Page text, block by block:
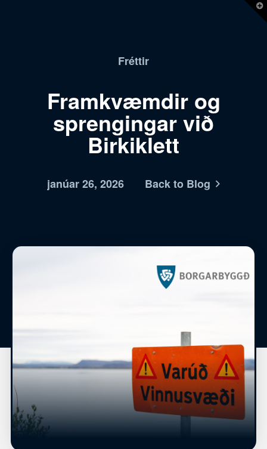
Fréttir
Framkvæmdir og
sprengingar við
Birkiklett
janúar 26, 2026 Back to Blog